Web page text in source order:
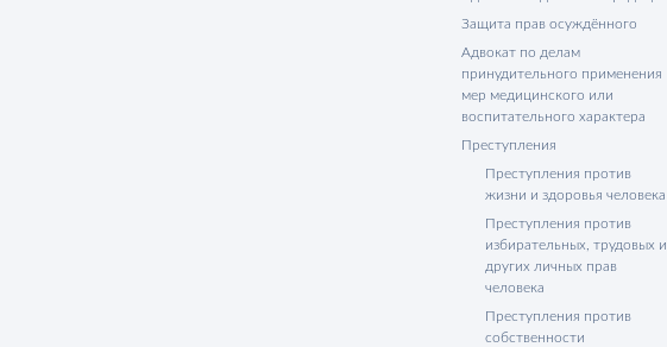
Защита прав осуждённого
Адвокат по делам
принудительного применения
мер медицинского или
воспитательного характера
Преступления
Преступления против
жизни и здоровья человека
Преступления против
избирательных, трудовых и
других личных прав
человека
Преступления против
собственности